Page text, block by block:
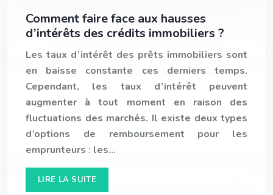
Comment faire face aux hausses
d’intérêts des crédits immobiliers ?
Les taux d’intérêt des prêts immobiliers sont
en baisse constante ces derniers temps.
Cependant, les taux d’intérêt peuvent
augmenter à tout moment en raison des
fluctuations des marchés. Il existe deux types
d’options de remboursement pour les
emprunteurs : les…
LIRE LA SUITE